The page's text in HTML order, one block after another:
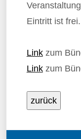
Eintritt ist frei.
Linkzum
Linkzum
zurück